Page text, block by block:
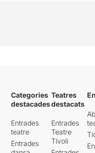
Categories
destacades
Entrades
teatre
Entrades
Teatres
destacats
Entrades
Teatre
Tívoli